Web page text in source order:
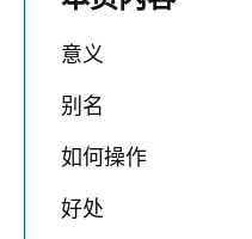
意义
别名
如何操作
好处